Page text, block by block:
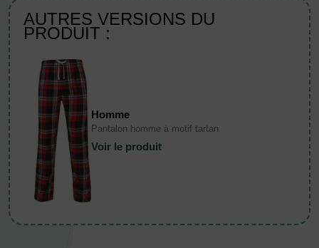
AUTRES VERSIONS DU
PRODUIT :
Homme
Pantalon homme à motif tartan
Voir le produit